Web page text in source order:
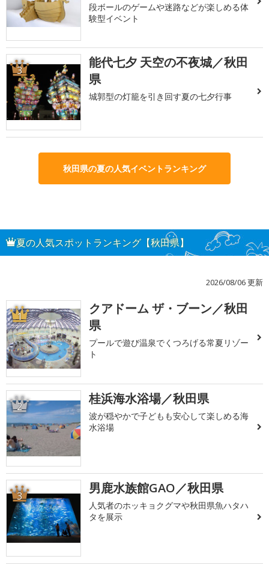
段ボールのゲームや迷路などが楽しめる体
験型イベント
3
能代七夕 天空の不夜城／秋田
県
城郭型の灯籠を引き回す夏の七夕行事
秋田県の夏の人気イベントランキング
夏の人気スポットランキング【秋田県】
2026/08/06 更新
1
クアドーム ザ・ブーン／秋田
県
プールで遊び温泉でくつろげる常夏リゾー
ト
2 桂浜海水浴場／秋田県
波が穏やかで子どもも安心して楽しめる海
水浴場
3 男鹿水族館GAO／秋田県
人気者のホッキョクグマや秋田県魚ハタハ
タを展示